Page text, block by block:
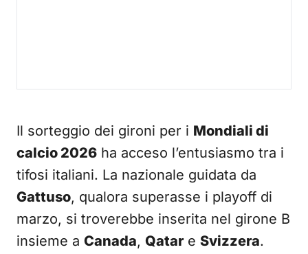
Il sorteggio dei gironi per i Mondiali di
calcio 2026 ha acceso l’entusiasmo tra i
tifosi italiani. La nazionale guidata da
Gattuso, qualora superasse i playoff di
marzo, si troverebbe inserita nel girone B
insieme a Canada, Qatar e Svizzera.